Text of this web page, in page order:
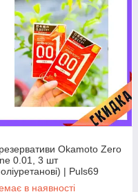
Okamoto Zero
0.01, 3 шт
| Puls69
в наявності